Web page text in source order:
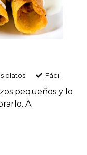
platos Fácil
pequeños y lo
A